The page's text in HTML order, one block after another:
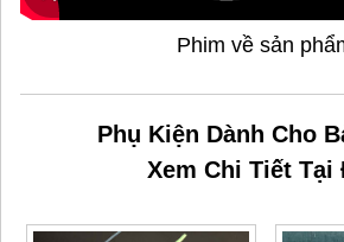
Phim về sản
Phụ Kiện Dành Cho
Xem Chi Tiết Tại